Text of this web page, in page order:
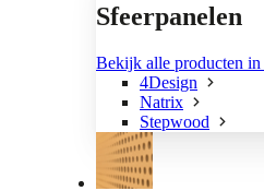
Sfeerpanelen
Bekijk alle producten in
4Design
Natrix
Stepwood